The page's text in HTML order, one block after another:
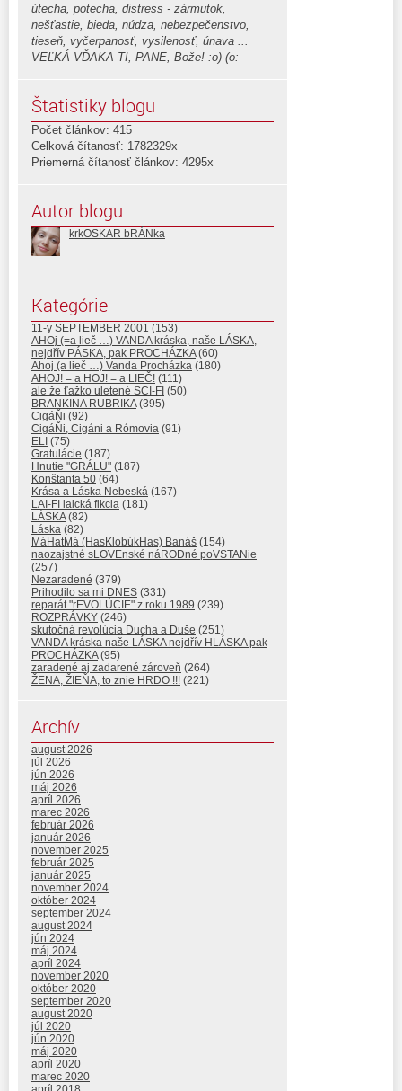
útecha, potecha, distress - zármutok,
nešťastie, bieda, núdza, nebezpečenstvo,
tieseň, vyčerpanosť, vysilenosť, únava ...
VEĽKÁ VĎAKA TI, PANE, Bože! :o) (o:
Štatistiky blogu
Počet článkov: 415
Celková čítanosť: 1782329x
Priemerná čítanosť článkov: 4295x
Autor blogu
krkOSKAR bRÁNka
Kategórie
11-y SEPTEMBER 2001 (153)
AHOj (=a lieč …) VANDA kráska, naše LÁSKA,
nejdřív PÁSKA, pak PROCHÁZKA(60)
Ahoj (a lieč …) Vanda Procházka (180)
AHOJ! = a HOJ! = a LIEČ! (111)
ale že ťažko uletené SCI-FI (50)
BRANKINA RUBRIKA(395)
CigáŇi (92)
CigáŇi, Cigáni a Rómovia (91)
ELI (75)
Gratulácie (187)
Hnutie "GRÁLU" (187)
Konštanta 50 (64)
Krása a Láska Nebeská (167)
LAI-FI laická fikcia (181)
LÁSKA(82)
Láska (82)
MáHatMá (HasKlobúkHas) Banáš (154)
naozajstné sLOVEnské náRODné poVSTANie
(257)
Nezaradené (379)
Prihodilo sa mi DNES (331)
reparát "rEVOLÚCIE" z roku 1989 (239)
ROZPRÁVKY (246)
skutočná revolúcia Ducha a Duše (251)
VANDA kráska naše LÁSKA nejdřív HLÁSKA pak
PROCHÁZKA(95)
zaradené aj zadarené zároveň (264)
ŽENA, ŽIEŇA, to znie HRDO !!! (221)
Archív
august 2026
júl 2026
jún 2026
máj 2026
apríl 2026
marec 2026
február 2026
január 2026
november 2025
február 2025
január 2025
november 2024
október 2024
september 2024
august 2024
jún 2024
máj 2024
apríl 2024
november 2020
október 2020
september 2020
august 2020
júl 2020
jún 2020
máj 2020
apríl 2020
marec 2020